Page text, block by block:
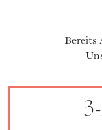
Bereits